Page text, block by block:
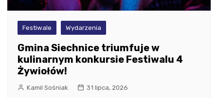
Festiwale Wydarzenia
Gmina Siechnice triumfuje w
kulinarnym konkursie Festiwalu 4
Żywiołów!
Kamil Sośniak 31 lipca, 2026